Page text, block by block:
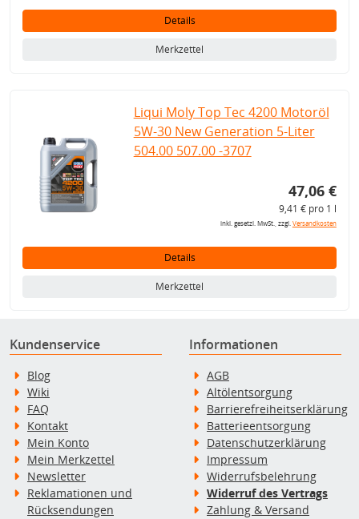
Details
Merkzettel
Liqui Moly Top Tec 4200 Motoröl
5W-30 New Generation 5-Liter
504.00 507.00 -3707
47,06 €
9,41 € pro 1 l
inkl. gesetzl. MwSt., zzgl.Versandkosten
Details
Merkzettel
Kundenservice
Blog
Wiki
FAQ
Kontakt
Mein Konto
Mein Merkzettel
Newsletter
Reklamationen und
Rücksendungen
Informationen
AGB
Altölentsorgung
Barrierefreiheitserklärung
Batterieentsorgung
Datenschutzerklärung
Impressum
Widerrufsbelehrung
Widerruf des Vertrags
Zahlung & Versand